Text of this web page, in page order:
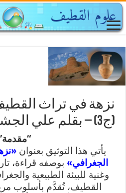
نزهة في تراث
(ج3) – بقلم علي الجشي
يأتي هذا التوثيق بعنوان
الجغرافي» بوصفه قراءة،
وغنية للبيئة الطبيعية
القطيف، تُقدَّم بأسلوب